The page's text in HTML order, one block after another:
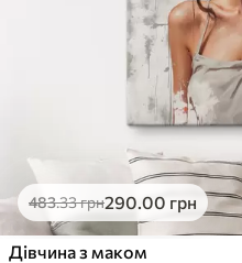
483.33грн290.00 грн
Дівчина з маком